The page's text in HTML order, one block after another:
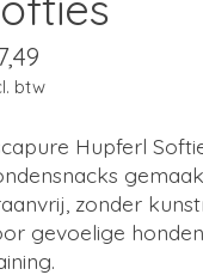
btw
Hupferl
zonder
gevoelige